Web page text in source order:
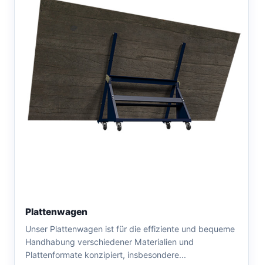
Plattenwagen
Unser Plattenwagen ist für die effiziente und bequeme
Handhabung verschiedener Materialien und
Plattenformate konzipiert, insbesondere...